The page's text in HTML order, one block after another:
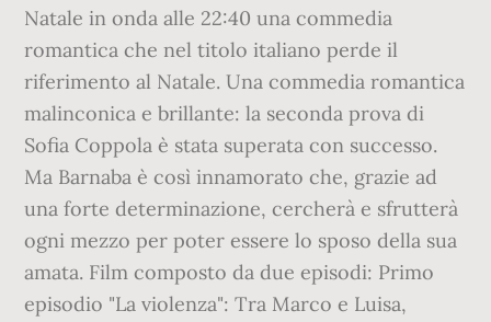
Natale in onda alle 22:40 una commedia
romantica che nel titolo italiano perde il
riferimento al Natale. Una commedia romantica
malinconica e brillante: la seconda prova di
Sofia Coppola è stata superata con successo.
Ma Barnaba è così innamorato che, grazie ad
una forte determinazione, cercherà e sfrutterà
ogni mezzo per poter essere lo sposo della sua
amata. Film composto da due episodi: Primo
episodio "La violenza": Tra Marco e Luisa,